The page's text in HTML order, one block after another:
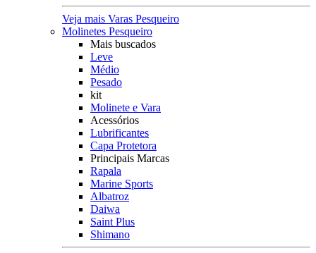
Veja mais Varas Pesqueiro
Molinetes Pesqueiro
Mais buscados
Leve
Médio
Pesado
kit
Molinete e Vara
Acessórios
Lubrificantes
Capa Protetora
Principais Marcas
Rapala
Marine Sports
Albatroz
Daiwa
Saint Plus
Shimano